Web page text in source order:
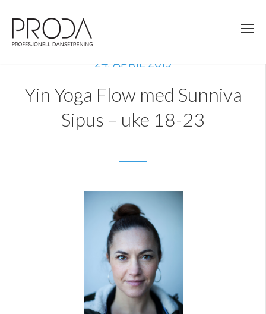
sidens
hovedinnhold
24. APRIL 2019
Yin Yoga Flow med Sunniva
Sipus – uke 18-23